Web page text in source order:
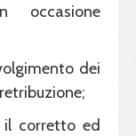
occasione
dei
il corretto ed